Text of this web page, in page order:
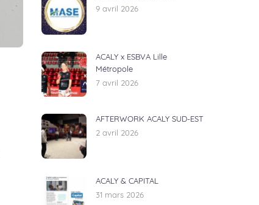
9 avril 2026
ACALY x ESBVA Lille
Métropole
7 avril 2026
AFTERWORK ACALY SUD-EST
2 avril 2026
ACALY & CAPITAL
31 mars 2026